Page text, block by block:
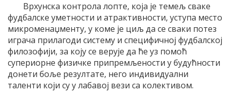
Врхунска контрола лопте, која је темељ сваке
фудбалске уметности и атрактивности, уступа место
микроменаџменту, у коме је циљ да се сваки потез
играча прилагоди систему и специфичној фудбалској
филозофији, за коју се верује да ће уз помоћ
супериорне физичке припремљености у будућности
донети боље резултате, него индивидуални
таленти који су у лабавој вези са колективом.